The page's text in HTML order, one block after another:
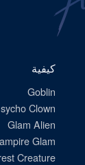
كيفية
Goblin
Clown
Glam Alien
Glam
Creature